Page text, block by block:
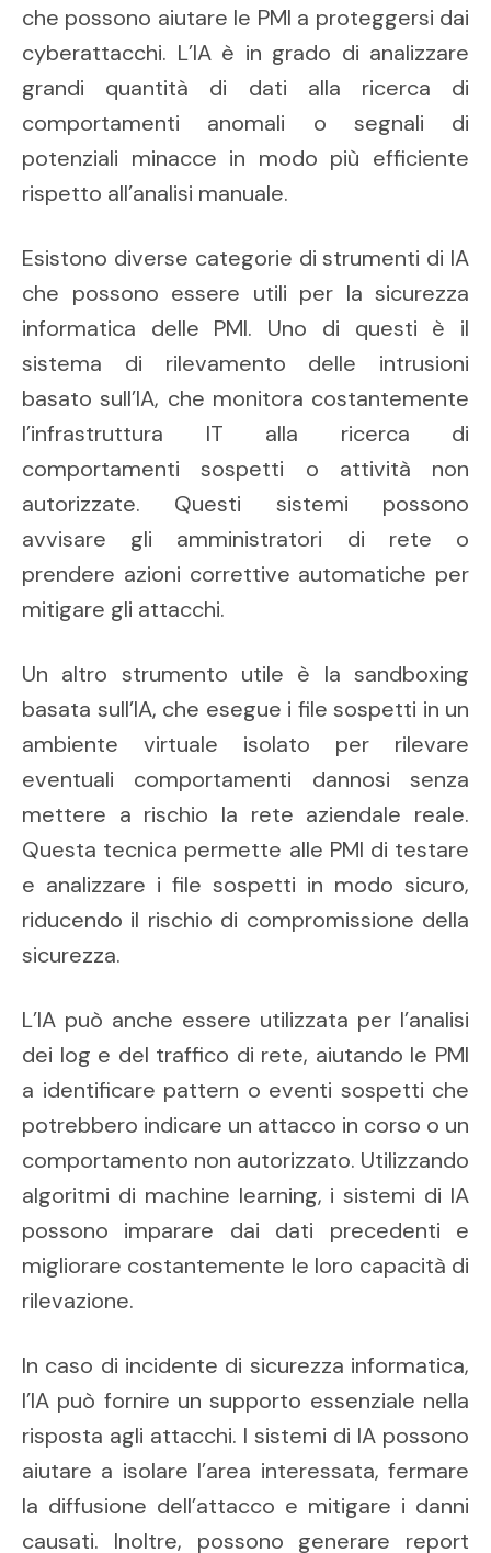
che possono aiutare le PMI a proteggersi dai
cyberattacchi. L’IA è in grado di analizzare
grandi quantità di dati alla ricerca di
comportamenti anomali o segnali di
potenziali minacce in modo più efficiente
rispetto all’analisi manuale.
Esistono diverse categorie di strumenti di IA
che possono essere utili per la sicurezza
informatica delle PMI. Uno di questi è il
sistema di rilevamento delle intrusioni
basato sull’IA, che monitora costantemente
l’infrastruttura IT alla ricerca di
comportamenti sospetti o attività non
autorizzate. Questi sistemi possono
avvisare gli amministratori di rete o
prendere azioni correttive automatiche per
mitigare gli attacchi.
Un altro strumento utile è la sandboxing
basata sull’IA, che esegue i file sospetti in un
ambiente virtuale isolato per rilevare
eventuali comportamenti dannosi senza
mettere a rischio la rete aziendale reale.
Questa tecnica permette alle PMI di testare
e analizzare i file sospetti in modo sicuro,
riducendo il rischio di compromissione della
sicurezza.
L’IA può anche essere utilizzata per l’analisi
dei log e del traffico di rete, aiutando le PMI
a identificare pattern o eventi sospetti che
potrebbero indicare un attacco in corso o un
comportamento non autorizzato. Utilizzando
algoritmi di machine learning, i sistemi di IA
possono imparare dai dati precedenti e
migliorare costantemente le loro capacità di
rilevazione.
In caso di incidente di sicurezza informatica,
l’IA può fornire un supporto essenziale nella
risposta agli attacchi. I sistemi di IA possono
aiutare a isolare l’area interessata, fermare
la diffusione dell’attacco e mitigare i danni
causati. Inoltre, possono generare report